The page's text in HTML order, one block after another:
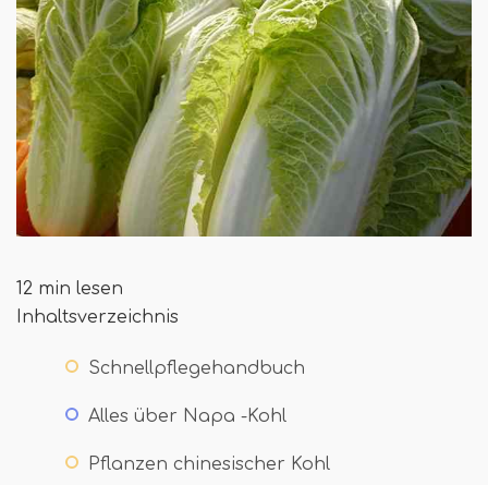
12 min lesen
Inhaltsverzeichnis
Schnellpflegehandbuch
Alles über Napa -Kohl
Pflanzen chinesischer Kohl